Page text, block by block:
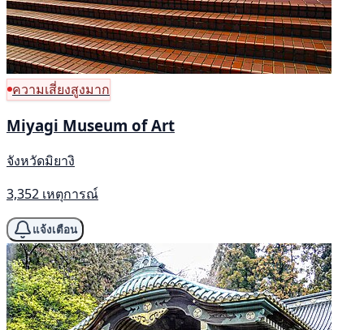
ความเสี่ยงสูงมาก
Miyagi Museum of Art
จังหวัดมิยางิ
3,352 เหตุการณ์
แจ้งเตือน